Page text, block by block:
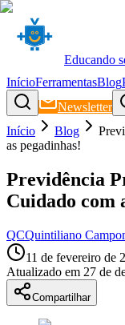
Educando
InícioFerramentasBlog
Newsletter
Início
Blog
as pegadinhas!
Previdência
Cuidado com
QCQuintiliano
11 de fevereiro de
Atualizado em 27 de
Compartilhar